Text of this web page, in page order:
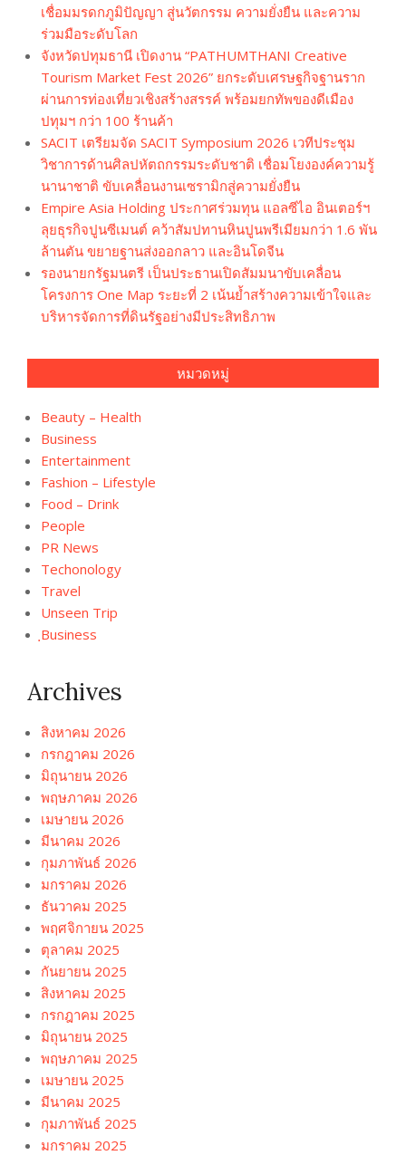
เชื่อมมรดกภูมิปัญญา สู่นวัตกรรม ความยั่งยืน และความ
ร่วมมือระดับโลก
จังหวัดปทุมธานี เปิดงาน “PATHUMTHANI Creative
Tourism Market Fest 2026” ยกระดับเศรษฐกิจฐานราก
ผ่านการท่องเที่ยวเชิงสร้างสรรค์ พร้อมยกทัพของดีเมือง
ปทุมฯ กว่า 100 ร้านค้า
SACIT เตรียมจัด SACIT Symposium 2026 เวทีประชุม
วิชาการด้านศิลปหัตถกรรมระดับชาติ เชื่อมโยงองค์ความรู้
นานาชาติ ขับเคลื่อนงานเซรามิกสู่ความยั่งยืน
Empire Asia Holding ประกาศร่วมทุน แอลซีไอ อินเตอร์ฯ
ลุยธุรกิจปูนซีเมนต์ คว้าสัมปทานหินปูนพรีเมียมกว่า 1.6 พัน
ล้านตัน ขยายฐานส่งออกลาว และอินโดจีน
รองนายกรัฐมนตรี เป็นประธานเปิดสัมมนาขับเคลื่อน
โครงการ One Map ระยะที่ 2 เน้นย้ำสร้างความเข้าใจและ
บริหารจัดการที่ดินรัฐอย่างมีประสิทธิภาพ
หมวดหมู่
Beauty – Health
Business
Entertainment
Fashion – Lifestyle
Food – Drink
People
PR News
Techonology
Travel
Unseen Trip
ฺBusiness
Archives
สิงหาคม 2026
กรกฎาคม 2026
มิถุนายน 2026
พฤษภาคม 2026
เมษายน 2026
มีนาคม 2026
กุมภาพันธ์ 2026
มกราคม 2026
ธันวาคม 2025
พฤศจิกายน 2025
ตุลาคม 2025
กันยายน 2025
สิงหาคม 2025
กรกฎาคม 2025
มิถุนายน 2025
พฤษภาคม 2025
เมษายน 2025
มีนาคม 2025
กุมภาพันธ์ 2025
มกราคม 2025